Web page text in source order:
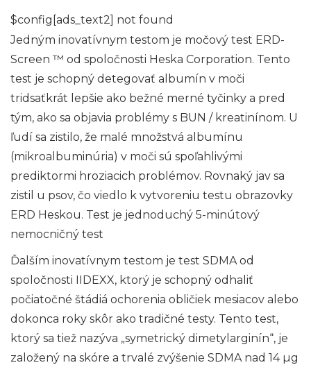
$config[ads_text2] not found
Jedným inovatívnym testom je močový test ERD-
Screen ™ od spoločnosti Heska Corporation. Tento
test je schopný detegovať albumín v moči
tridsaťkrát lepšie ako bežné merné tyčinky a pred
tým, ako sa objavia problémy s BUN / kreatinínom. U
ľudí sa zistilo, že malé množstvá albumínu
(mikroalbuminúria) v moči sú spoľahlivými
prediktormi hroziacich problémov. Rovnaký jav sa
zistil u psov, čo viedlo k vytvoreniu testu obrazovky
ERD Heskou. Test je jednoduchý 5-minútový
nemocničný test
Ďalším inovatívnym testom je test SDMA od
spoločnosti IIDEXX, ktorý je schopný odhaliť
počiatočné štádiá ochorenia obličiek mesiacov alebo
dokonca roky skôr ako tradičné testy. Tento test,
ktorý sa tiež nazýva „symetrický dimetylarginín“, je
založený na skóre a trvalé zvýšenie SDMA nad 14 µg